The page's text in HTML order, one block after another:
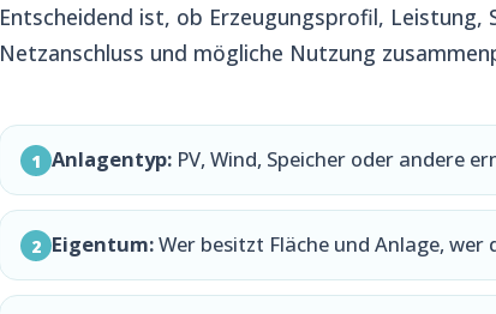
Entscheidend ist, ob Erzeugungsprofil, Leistung,
Netzanschluss und mögliche Nutzung
1 Anlagentyp: PV, Wind, Speicher oder andere
2 Eigentum:Wer besitzt Fläche und Anlage,